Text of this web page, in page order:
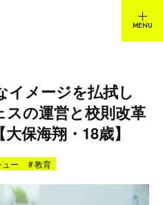
イメージを払拭し
の運営と校則改革
保海翔・18歳】
ー #教育